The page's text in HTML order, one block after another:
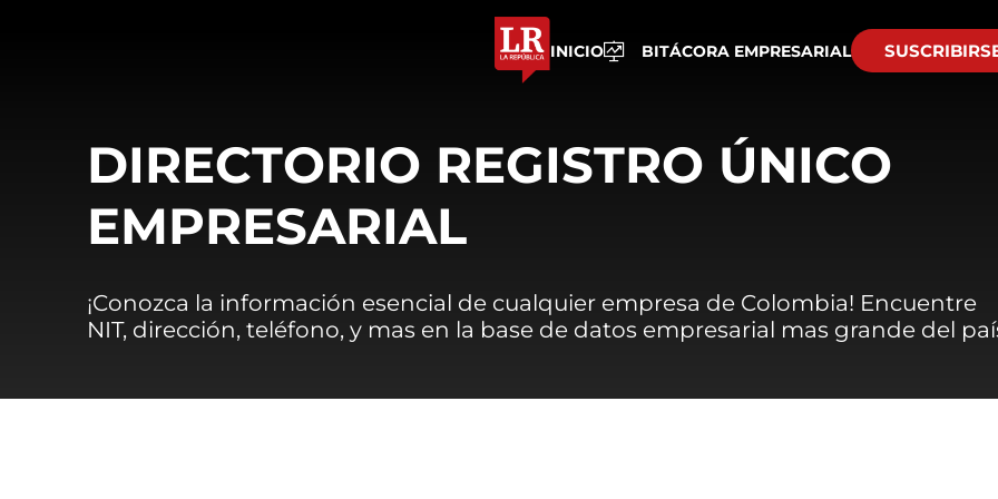
INICIO BITÁCORA EMPRESARIAL
DIRECTORIO REGISTRO ÚNICO
EMPRESARIAL
¡Conozca la información esencial de cualquier empresa de Colombia! Encuentre
NIT, dirección, teléfono, y mas en la base de datos empresarial mas grande del